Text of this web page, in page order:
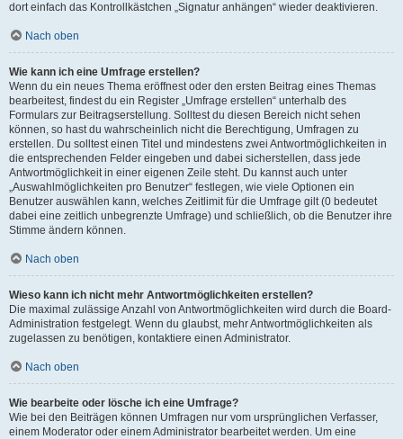
dort einfach das Kontrollkästchen „Signatur anhängen“ wieder deaktivieren.
Nach oben
Wie kann ich eine Umfrage erstellen?
Wenn du ein neues Thema eröffnest oder den ersten Beitrag eines Themas
bearbeitest, findest du ein Register „Umfrage erstellen“ unterhalb des
Formulars zur Beitragserstellung. Solltest du diesen Bereich nicht sehen
können, so hast du wahrscheinlich nicht die Berechtigung, Umfragen zu
erstellen. Du solltest einen Titel und mindestens zwei Antwortmöglichkeiten in
die entsprechenden Felder eingeben und dabei sicherstellen, dass jede
Antwortmöglichkeit in einer eigenen Zeile steht. Du kannst auch unter
„Auswahlmöglichkeiten pro Benutzer“ festlegen, wie viele Optionen ein
Benutzer auswählen kann, welches Zeitlimit für die Umfrage gilt (0 bedeutet
dabei eine zeitlich unbegrenzte Umfrage) und schließlich, ob die Benutzer ihre
Stimme ändern können.
Nach oben
Wieso kann ich nicht mehr Antwortmöglichkeiten erstellen?
Die maximal zulässige Anzahl von Antwortmöglichkeiten wird durch die Board-
Administration festgelegt. Wenn du glaubst, mehr Antwortmöglichkeiten als
zugelassen zu benötigen, kontaktiere einen Administrator.
Nach oben
Wie bearbeite oder lösche ich eine Umfrage?
Wie bei den Beiträgen können Umfragen nur vom ursprünglichen Verfasser,
einem Moderator oder einem Administrator bearbeitet werden. Um eine